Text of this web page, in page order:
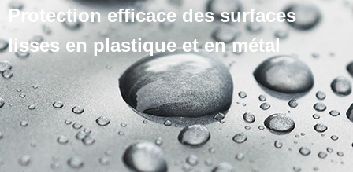
Protection efficace des surfaces
lisses en plastique et en métal